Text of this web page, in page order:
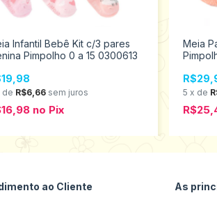
Infantil Bebê Kit c/3 pares
Pimpolho 0 a 15 0300613
de R$6,66 sem juros
no Pix
Meia
5 x de
ao Cliente As